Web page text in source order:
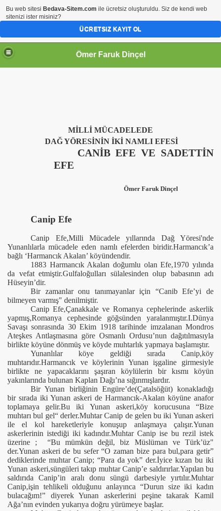
Ömer Faruk Dinçel
MİLLİ MÜCADELEDE
DAĞ YÖRESİNİN İKİ NAMLI EFESİ
CANİB EFE VE SADETTİN
EFE
Ömer Faruk Dinçel
Canip Efe
Canip Efe,Milli Mücadele yıllarında Dağ Yöresi'nde
Yunanlılarla mücadele eden namlı efelerden biridir.Harmancık’a
bağlı ‘Harmancık Akalan’ köyündendir.
1883 Harmancık Akalan doğumlu olan Efe,1970 yılında
da vefat etmiştir.Gulfaloğulları sülalesinden olup babasının adı
Hüseyin’dir.
Bir zamanlar onu tanımayanlar için “Canib Efe’yi de
bilmeyen varmış" denilmiştir.
Canip Efe,Çanakkale ve Romanya cephelerinde askerlik
yapmış,Romanya cephesinde göğsünden yaralanmıştır.I.Dünya
Savaşı sonrasında 30 Ekim 1918 tarihinde imzalanan Mondros
Ateşkes Antlaşmasına göre Osmanlı Ordusu’nun dağıtılmasıyla
birlikte köyüne dönmüş ve köyde muhtarlık yapmaya başlamıştır.
Yunanlılar köye geldiği sırada Canip,köy
muhtarıdır.Harmancık ve köylerinin Yunan işgaline girmesiyle
birlikte ne yapacaklarını şaşıran köylülerin bir kısmı köyün
yakınlarında bulunan Kaplan Dağı’na sığınmışlardır.
Bir Yunan birliğinin Engüre’de(Çatalsöğüt) konakladığı
bir sırada iki Yunan askeri de Harmancık-Akalan köyüne anafor
toplamaya gelir.Bu iki Yunan askeri,köy korucusuna “Bize
muhtarı bul gel“ derler.Muhtar Canip de gelen bu iki Yunan askeri
ile el kol hareketleriyle konuşup anlaşmaya çalışır.Yunan
askerlerinin istediği iki kadındır.Muhtar Canip ise bu rezil istek
üzerine ;
“Bu mümkün değil, biz Müslüman ve Türk’üz"
der.Yunan askeri de bu sefer “O zaman bize para bul,para getir”
dediklerinde muhtar Canip; “Para da yok” der.İyice kızan bu iki
Yunan askeri,süngüleri takıp muhtar Canip’e saldırırlar.Yapılan bu
saldırıda Canip’in aralı donu süngü darbesiyle yırtılır.Muhtar
Canip,işin tehlikeli olduğunu anlayınca “Durun size iki kadın
bulacağım!” diyerek Yunan askerlerini peşine takarak Kamil
Ağa’nın evinden yukarıya doğru yürümeye başlar.
Nüfus Hareketleri
Orhaneli
Beyce
Bu web sitesi Bedava-Sitem.com ile ücretsiz oluşturuldu. Siz de kendi web
sitenizi ister misiniz?
ÜCRETSIZ KAYIT OL